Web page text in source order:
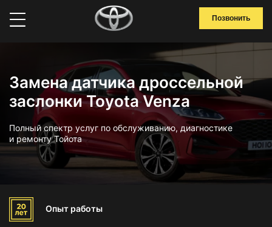
Позвонить
Замена датчика дроссельной
заслонки Toyota Venza
Полный спектр услуг по обслуживанию, диагностике
и ремонту Тойота
Опыт работы